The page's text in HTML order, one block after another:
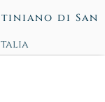
di San